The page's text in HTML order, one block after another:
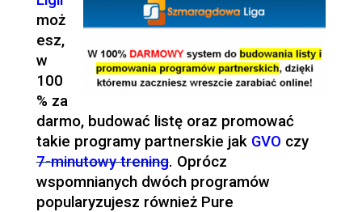
moż
esz,
w
100
% za
darmo, budować listę oraz promować
takie programy partnerskie jak GVO czy
7-minutowy trening. Oprócz
wspomnianych dwóch programów
popularyzujesz również Pure